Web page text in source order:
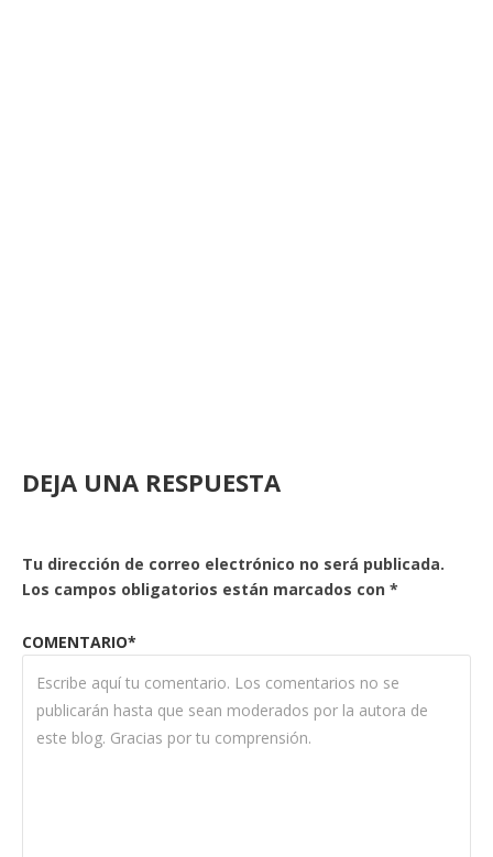
DEJA UNA RESPUESTA
Tu dirección de correo electrónico no será publicada.
Los campos obligatorios están marcados con *
COMENTARIO*